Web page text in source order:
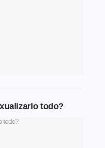
todo?